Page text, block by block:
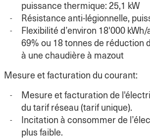
puissance thermique: 25,1 kW
Résistance anti-légionnelle,
Flexibilité d’environ 18'000 kWh/
69% ou 18 tonnes de réduction
à une chaudière à mazout
Mesure et facturation du courant:
Mesure et facturation de
du tarif réseau (tarif unique).
Incitation à consommer de
plus faible.